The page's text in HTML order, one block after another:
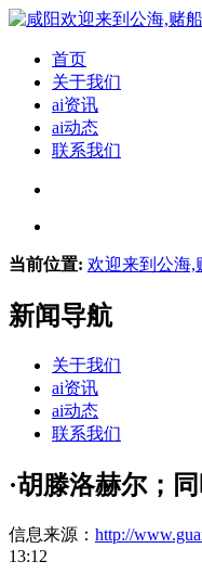
首页
关于我们
ai资讯
ai动态
联系我们
当前位置: 欢迎来到公海,
新闻导航
关于我们
ai资讯
ai动态
联系我们
·胡滕洛赫尔；
信息来源： http://
13:12